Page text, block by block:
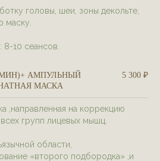
головы, шеи, зоны декольте,
маску.
8-10 сеансов.
АМПУЛЬНЫЙ
МАСКА
5 300 ₽
,направленная на коррекцию
групп лицевых мышц.
области,
«второго подбородка» ,и